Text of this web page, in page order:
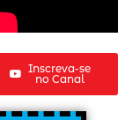
Inscreva-se
no Canal